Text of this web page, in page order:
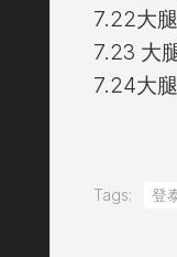
7.22大
7.23 大
7.24大
Tags: 登